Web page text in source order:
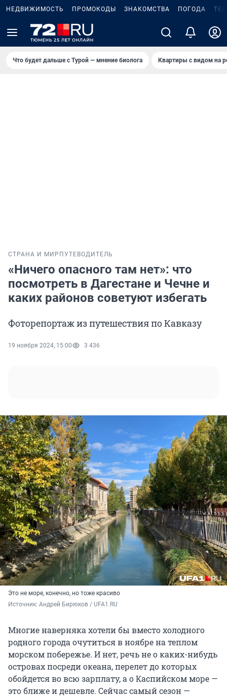
НЕДВИЖИМОСТЬ ПРОМОКОДЫ ЗНАКОМСТВА ПОГОДА
Что будет дальше с Турой — мнение биолога Квартиры с видом на
СТРАНА И МИР ПУТЕВОДИТЕЛЬ
«Ничего опасного там нет»: что
посмотреть в Дагестане и Чечне и
каких районов советуют избегать
Фоторепортаж из путешествия по Кавказу
19 ноября 2024, 15:00 3 436
Это не море, конечно, но тоже красиво
Источник: Андрей Бирюков / UFA1.RU
Многие наверняка хотели бы вместо холодного
родного города очутиться в ноябре на теплом
морском побережье. И нет, речь не о каких-нибудь
островах посреди океана, перелет до которых
обойдется во всю зарплату, а о Каспийском море —
это ближе и дешевле. Сейчас самый сезон —